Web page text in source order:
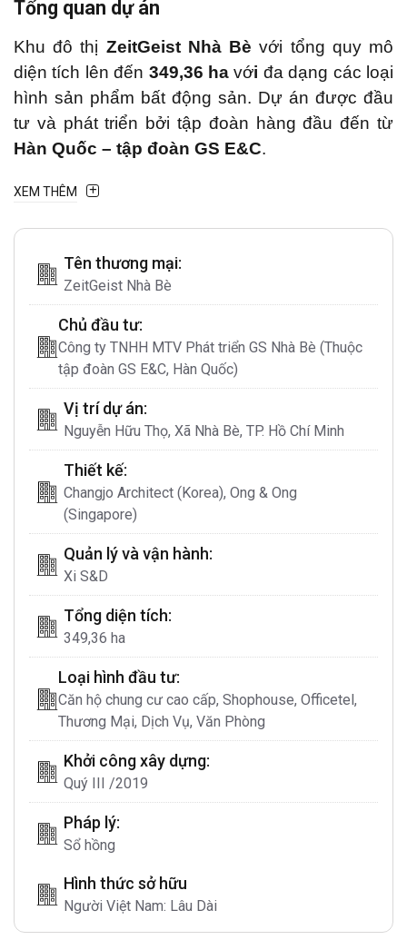
Tổng quan dự án
Khu đô thị ZeitGeist Nhà Bè với tổng quy mô
diện tích lên đến 349,36 havới đa dạng các loại
hình sản phẩm bất động sản. Dự án được đầu
tư và phát triển bởi tập đoàn hàng đầu đến từ
Hàn Quốc – tập đoàn GS E&C.
Khu đô thị
thành, khu đô thị này sẽ cung cấp cho thị trường
bất động sản tổng cộng khoảng
16.270 căn hộ cao cấp
rất nhiềutòa nhà văn phòng – dịch vụ, hệ
thống trường học các cấp, bệnh viện, văn
hóa và trung tâm hành chính
Dự án còn được đầu tư hệ thống tiện ích hàng
đầu Châu Á tạo nên một cộng đồng văn minh,
một thành phố phát triển và là khu đô thị lớn
nhất khu vựcNam Sài Gòn sau khi hoàn thành.
Được đánh giá là khu đô thị lớn và hiện đại nhất
Nhà Bè, nơi đây đã được tích hợp nhiều tiện ích
sinh thái tuyệt vời.
Dự án khu đô thịZeitGeist Nhà Bè
triển nên đa dạng các sản phẩm bất động sản
Căn hộ chung cư, nhà phố, biệt thự,
Shophouse, trung tâm thương mại, văn
phòng, bệnh viện, trường học
thiết kế và kiến tạo nên một không gian sống
đúng chuẩn dành cho quý khách hàng.
Hệ thống công nghệ cao cũng sẽ được áp dụng
cho việc quản lí và vận hành, sẽ tạo được sự an
tâm trong vấn đề chất lượng và tiện nghi cho
quý khách hàng.
Sở hữu mặt tiền
– trục đường
XEM THÊM
Tên thương mại:
ZeitGeist Nhà Bè
Chủ đầu tư:
Công ty TNHH MTV Phát triển GS Nhà Bè (Thuộc
tập đoàn GS E&C, Hàn Quốc)
Vị trí dự án:
Nguyễn Hữu Thọ, Xã Nhà Bè, TP. Hồ Chí Minh
Thiết kế:
Changjo Architect (Korea), Ong & Ong
(Singapore)
Quản lý và vận hành:
Xi S&D
Tổng diện tích:
349,36 ha
Loại hình đầu tư:
Căn hộ chung cư cao cấp, Shophouse, Officetel,
Thương Mại, Dịch Vụ, Văn Phòng
Khởi công xây dựng:
Quý III /2019
Pháp lý:
Sổ hồng
Hình thức sở hữu
Người Việt Nam: Lâu Dài